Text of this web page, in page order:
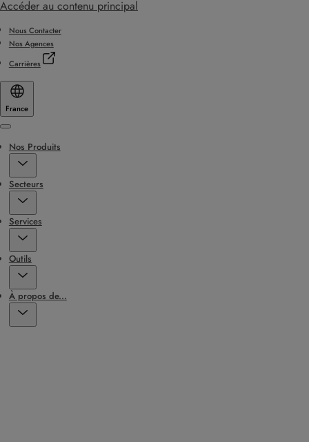
Accéder au contenu principal
Nous Contacter
Nos Agences
Carrières
France
Menu
Nos Produits
Secteurs
Services
Outils
À propos de...